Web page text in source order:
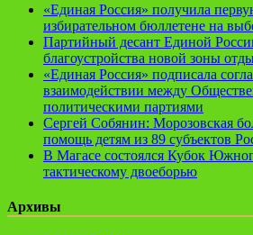
«Единая Россия» получила
избирательном бюллетене на
Партийный десант Единой
благоустройства новой зоны
«Единая Россия» подписала
взаимодействии между
политическими партиями
Сергей Собянин: Морозовская
помощь детям из 89 субъектов
В Магасе состоялся Кубок
тактическому двоеборью
Архивы